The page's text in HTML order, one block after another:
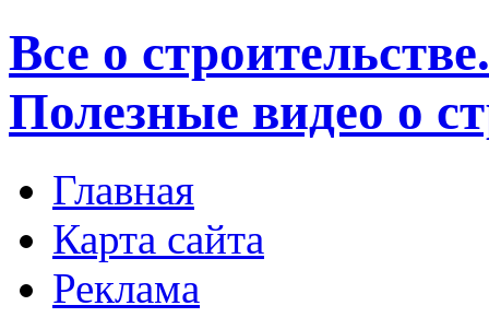
Все о
Полезные видео о
Главная
Карта сайта
Реклама